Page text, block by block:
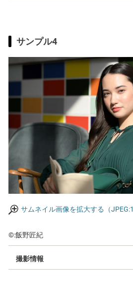
サンプル4
サムネイル画像を拡大する（
©:飯野匠紀
撮影情報